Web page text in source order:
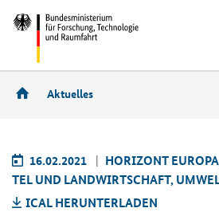
Aktuelles
16.02.2021
HO­RI­ZONT
TEL UND LAND­WIRT­SCHAFT,
ICAL HER­UN­TER­LA­DEN